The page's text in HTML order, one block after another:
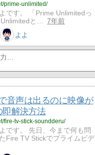
prime-unlimited/
です。 「Prime Unlimitedっ
と…
7年前
よよ
音声は出るのに映像が
即解決方法
fire-tv-stick-soundderu/
です。 先日、今まで何も問
Fire TV Stickでプライムビデ